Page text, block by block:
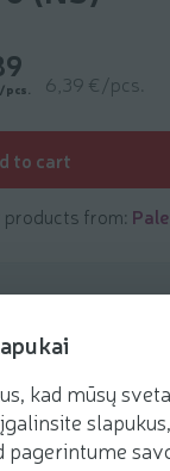
kad mūsų
pagerintume
6,39 €/pcs.
to cart
products from: